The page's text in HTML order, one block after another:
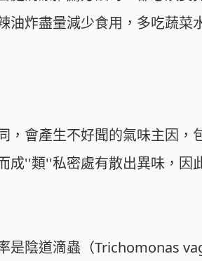
油炸盡量減少食用，多吃蔬菜
，會產生不好聞的氣味主因，
成''類''私密處有散出異味，因
是陰道滴蟲（Trichomonas